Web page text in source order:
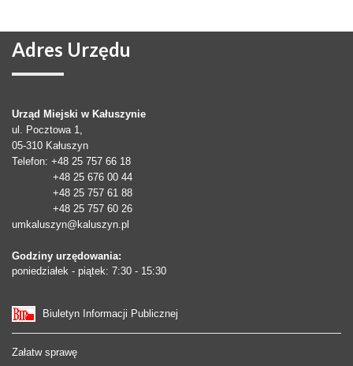
Adres Urzędu
Urząd Miejski w Kałuszynie
ul. Pocztowa 1,
05-310 Kałuszyn
Telefon: +48 25 757 66 18
+48 25 676 00 44
+48 25 757 61 88
+48 25 757 60 26
umkaluszyn@kaluszyn.pl
Godziny urzędowania:
poniedziałek - piątek: 7:30 - 15:30
Biuletyn Informacji Publicznej
Załatw sprawę